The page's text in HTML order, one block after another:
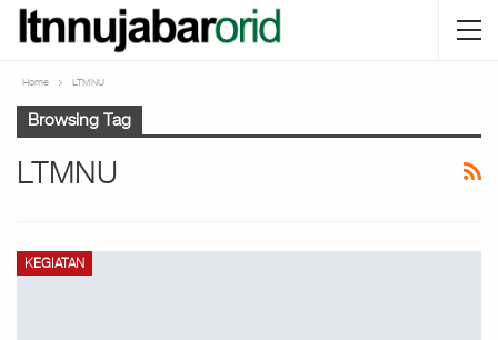
Home LTMNU
Browsing Tag
LTMNU
KEGIATAN